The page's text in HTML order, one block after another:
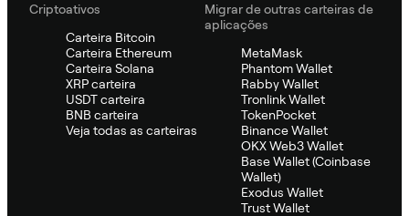
Criptoativos
Carteira Bitcoin
Carteira Ethereum
Carteira Solana
XRP carteira
USDT carteira
BNB carteira
Veja todas as carteiras
Migrar de outras carteiras de
aplicações
MetaMask
Phantom Wallet
Rabby Wallet
Tronlink Wallet
TokenPocket
Binance Wallet
OKX Web3 Wallet
Base Wallet (Coinbase
Wallet)
Exodus Wallet
Trust Wallet